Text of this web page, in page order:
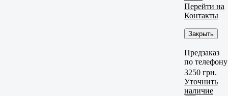
Перейти на
Контакты
Закрыть
Предзаказ
по телефону
3250 грн.
Уточнить
наличие